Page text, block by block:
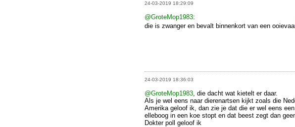
24-03-2019 18:29:09
@GroteMop1983:
die is zwanger en bevalt binnenkort van een
24-03-2019 18:36:03
@GroteMop1983 , die dacht wat kietelt er daar.
Als je wel eens naar dierenartsen kijkt zoals die
Amerika geloof ik, dan zie je dat die er wel eens
elleboog in een koe stopt en dat beest zegt dan
Dokter poll geloof ik